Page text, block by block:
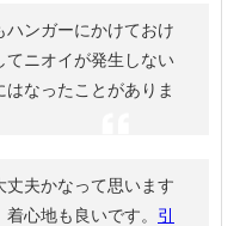
ンガーにかけておけ
てニオイが発生しない
なったことがありま
夫かなって思います
心地も良いです。 引